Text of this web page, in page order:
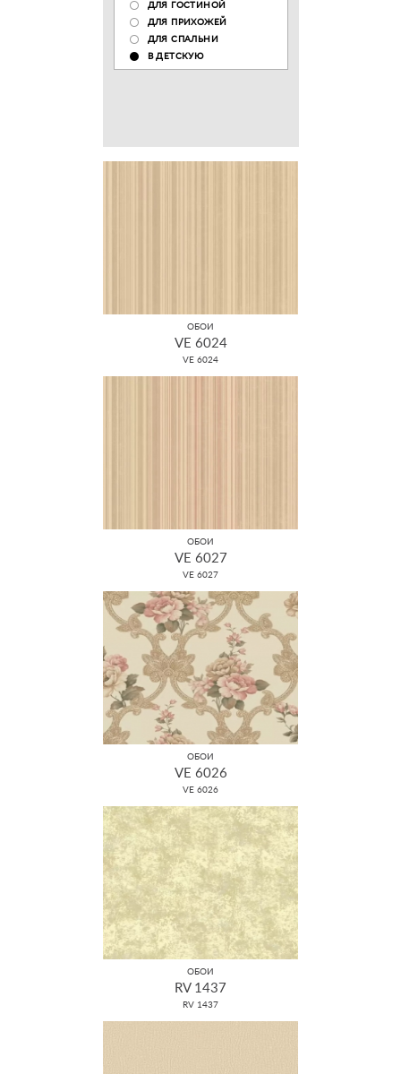
ДЛЯ ГОСТИНОЙ
ДЛЯ ПРИХОЖЕЙ
ДЛЯ СПАЛЬНИ
В ДЕТСКУЮ
ОБОИ
VE 6024
VE 6024
ОБОИ
VE 6027
VE 6027
ОБОИ
VE 6026
VE 6026
ОБОИ
RV 1437
RV 1437